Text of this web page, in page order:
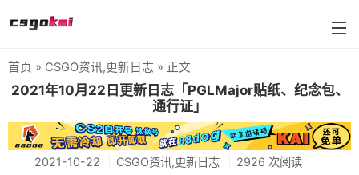
farmskins
88dog
flamecases
首页 » CSGO资讯,更新日志 » 正文
2021年10月22日更新日志「PGLMajor贴纸、纪念包、
通行证」
2021-10-22 CSGO资讯,更新日志 2926 次阅读